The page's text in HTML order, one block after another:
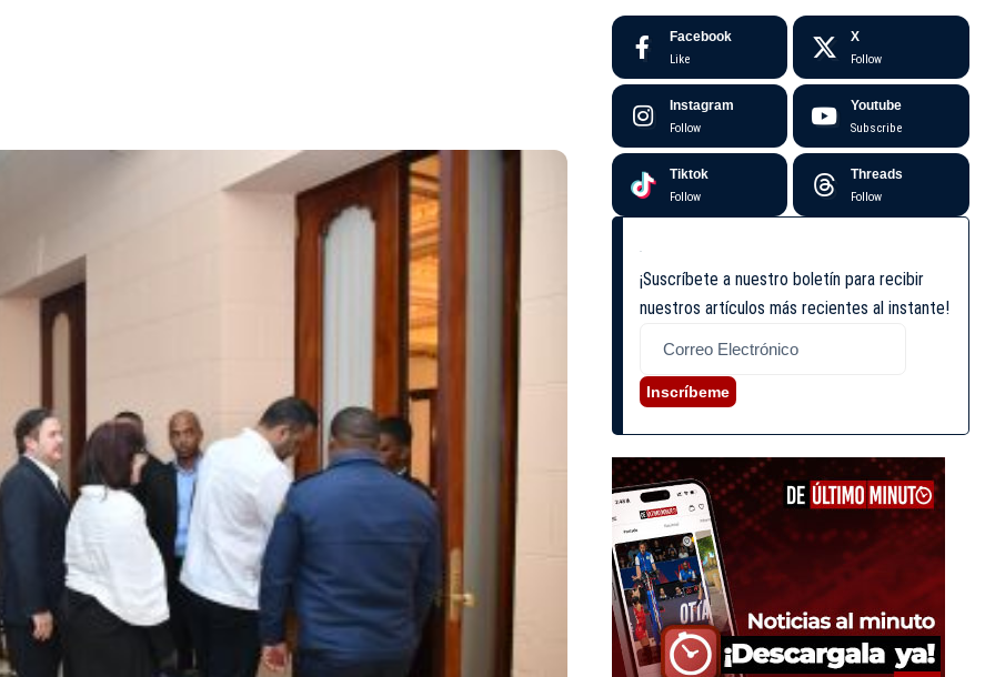
Facebook
Like
X
Follow
Instagram
Follow
Youtube
Subscribe
Tiktok
Follow
Threads
Follow
¡Suscríbete a nuestro boletín para recibir
nuestros artículos más recientes al instante!
Inscríbeme